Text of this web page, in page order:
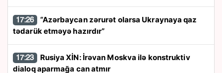
17:26
tədarük etməyə hazırdır”
17:23
dialoq aparmağa can atmır